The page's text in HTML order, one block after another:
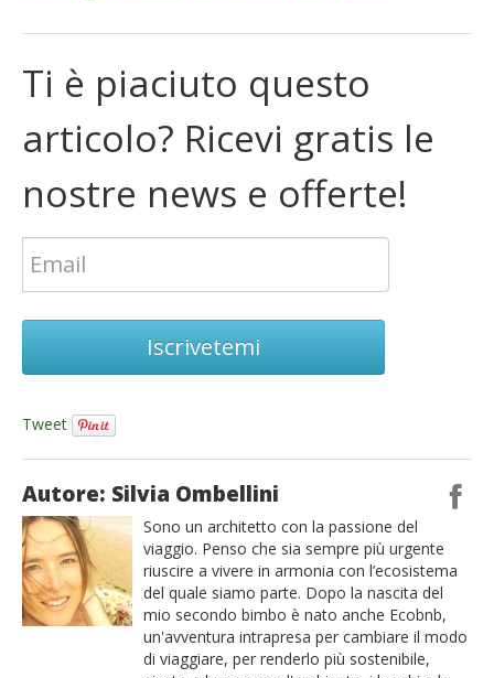
Ti è piaciuto questo
articolo? Ricevi gratis le
nostre news e offerte!
Iscrivetemi
Tweet
Autore: Silvia Ombellini
Sono un architetto con la passione del
viaggio. Penso che sia sempre più urgente
riuscire a vivere in armonia con l’ecosistema
del quale siamo parte. Dopo la nascita del
mio secondo bimbo è nato anche Ecobnb,
un'avventura intrapresa per cambiare il modo
di viaggiare, per renderlo più sostenibile,